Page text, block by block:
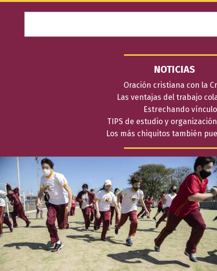
a
r
NOTICIAS
Oración cristiana con la
Las ventajas del trabajo
Estrechando
TIPS de estudio y
Los más chiquitos también